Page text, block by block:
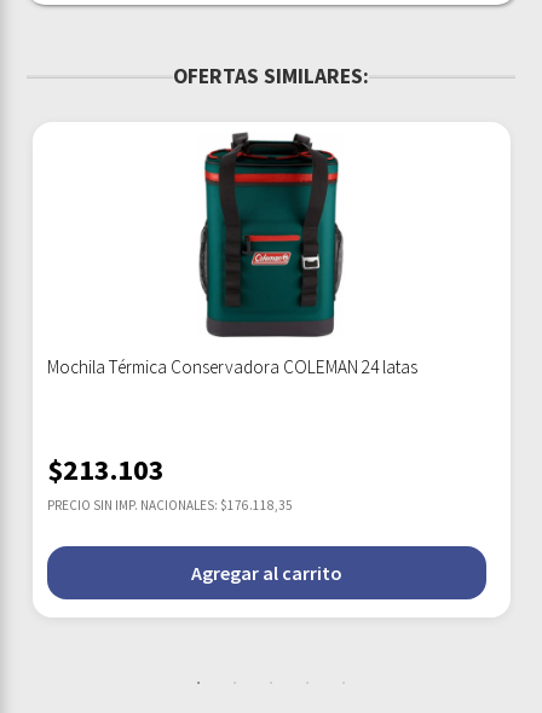
OFERTAS SIMILARES:
Mochila Térmica Conservadora COLEMAN 24 latas
$213.103
PRECIO SIN IMP. NACIONALES: $176.118,35
Agregar al carrito